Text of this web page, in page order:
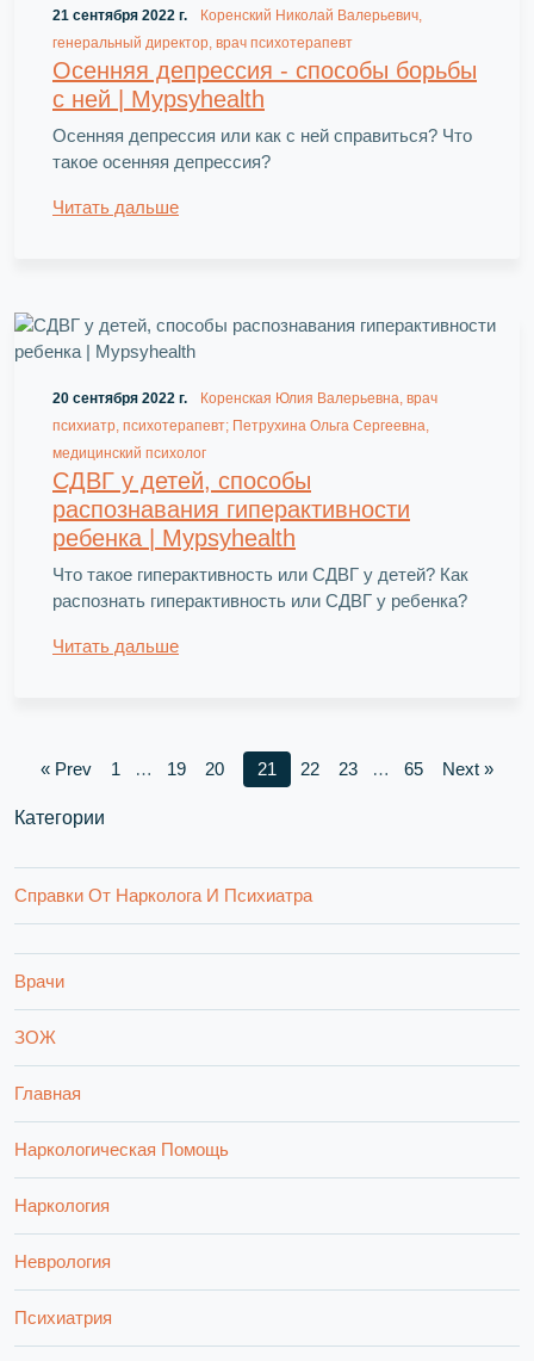
21 сентября 2022 г.
Коренский Николай Валерьевич,
генеральный директор, врач психотерапевт
Осенняя депрессия - способы борьбы
с ней | Mypsyhealth
Осенняя депрессия или как с ней справиться? Что
такое осенняя депрессия?
Читать дальше
20 сентября 2022 г.
Коренская Юлия Валерьевна, врач
психиатр, психотерапевт; Петрухина Ольга Сергеевна,
медицинский психолог
СДВГ у детей, способы
распознавания гиперактивности
ребенка | Mypsyhealth
Что такое гиперактивность или СДВГ у детей? Как
распознать гиперактивность или СДВГ у ребенка?
Читать дальше
« Prev 1 … 19 20 21 22 23 … 65 Next »
Категории
Справки От Нарколога И Психиатра
Врачи
ЗОЖ
Главная
Наркологическая Помощь
Наркология
Неврология
Психиатрия